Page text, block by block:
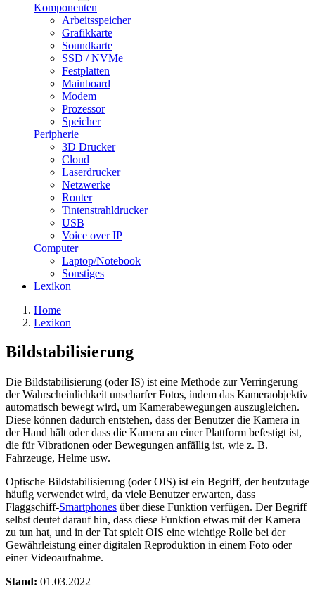
Komponenten
Arbeitsspeicher
Grafikkarte
Soundkarte
SSD / NVMe
Festplatten
Mainboard
Modem
Prozessor
Speicher
Peripherie
3D Drucker
Cloud
Laserdrucker
Netzwerke
Router
Tintenstrahldrucker
USB
Voice over IP
Computer
Laptop/Notebook
Sonstiges
Lexikon
Home
Lexikon
Bildstabilisierung
Die Bildstabilisierung (oder IS) ist eine Methode zur Verringerung
der Wahrscheinlichkeit unscharfer Fotos, indem das Kameraobjektiv
automatisch bewegt wird, um Kamerabewegungen auszugleichen.
Diese können dadurch entstehen, dass der Benutzer die Kamera in
der Hand hält oder dass die Kamera an einer Plattform befestigt ist,
die für Vibrationen oder Bewegungen anfällig ist, wie z. B.
Fahrzeuge, Helme usw.
Optische Bildstabilisierung (oder OIS) ist ein Begriff, der heutzutage
häufig verwendet wird, da viele Benutzer erwarten, dass
Flaggschiff-Smartphones über diese Funktion verfügen. Der Begriff
selbst deutet darauf hin, dass diese Funktion etwas mit der Kamera
zu tun hat, und in der Tat spielt OIS eine wichtige Rolle bei der
Gewährleistung einer digitalen Reproduktion in einem Foto oder
einer Videoaufnahme.
Stand: 01.03.2022